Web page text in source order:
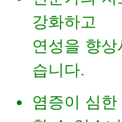
강화하고
연성을 향
습니다.
염증이 심한